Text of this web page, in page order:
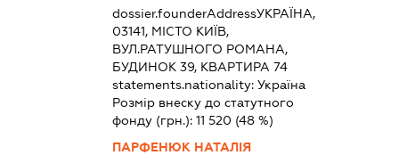
dossier.founderAddressУКРАЇНА,
03141, МІСТО КИЇВ,
ВУЛ.РАТУШНОГО РОМАНА,
БУДИНОК 39, КВАРТИРА 74
statements.nationality:Україна
Розмір внеску до статутного
фонду (грн.):11 520 (48 %)
ПАРФЕНЮК НАТАЛІЯ